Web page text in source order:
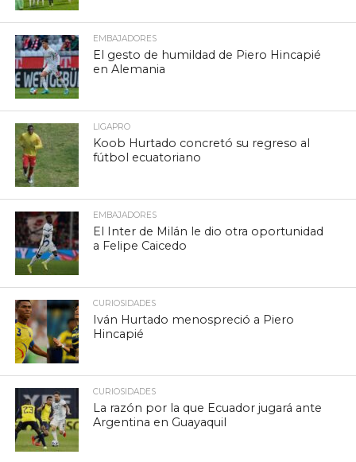
EMBAJADORES
El gesto de humildad de Piero Hincapié
en Alemania
LIGAPRO
Koob Hurtado concretó su regreso al
fútbol ecuatoriano
EMBAJADORES
El Inter de Milán le dio otra oportunidad
a Felipe Caicedo
CURIOSIDADES
Iván Hurtado menospreció a Piero
Hincapié
CURIOSIDADES
La razón por la que Ecuador jugará ante
Argentina en Guayaquil